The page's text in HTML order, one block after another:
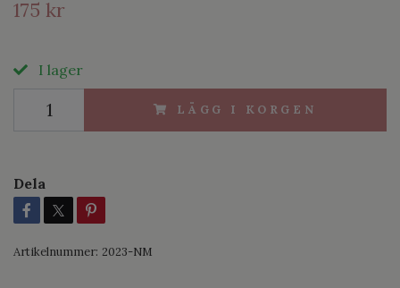
175 kr
I lager
LÄGG I KORGEN
Dela
Artikelnummer: 2023-NM